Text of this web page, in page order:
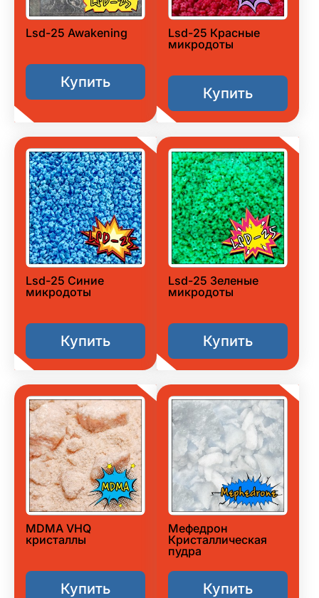
Lsd-25 Awakening
Купить
Lsd-25 Красные
микродоты
Купить
Lsd-25 Синие
микродоты
Купить
Lsd-25 Зеленые
микродоты
Купить
MDMA VHQ
кристаллы
Купить
Мефедрон
Кристаллическая
пудра
Купить